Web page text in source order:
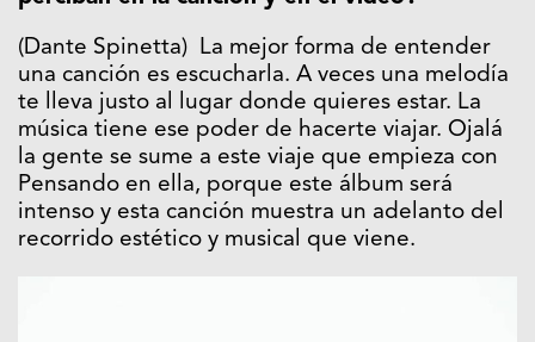
(Dante Spinetta) La mejor forma de entender
una canción es escucharla. A veces una melodía
te lleva justo al lugar donde quieres estar. La
música tiene ese poder de hacerte viajar. Ojalá
la gente se sume a este viaje que empieza con
Pensando en ella, porque este álbum será
intenso y esta canción muestra un adelanto del
recorrido estético y musical que viene.